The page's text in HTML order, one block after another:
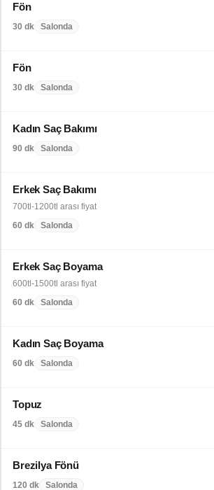
Fön
30 dk Salonda
Fön
30 dk Salonda
Kadın Saç Bakımı
90 dk Salonda
Erkek Saç Bakımı
700tl-1200tl arası fiyat
60 dk
Salonda
Erkek Saç Boyama
600tl-1500tl arası fiyat
60 dk
Salonda
Kadın Saç Boyama
60 dk Salonda
Topuz
45 dk Salonda
Brezilya Fönü
120 dk Salonda